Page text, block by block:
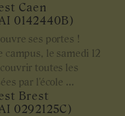
Caen
0142440B)
ses portes !
campus, le samedi 12
toutes les
par l'école …
Brest
0292125C)